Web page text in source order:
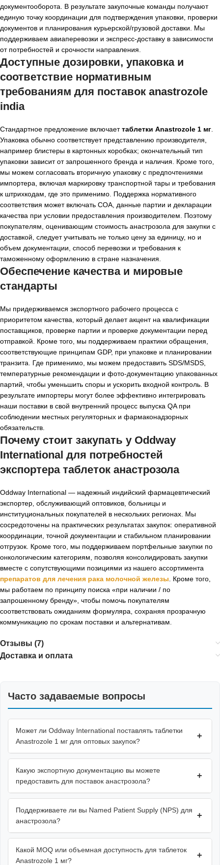
документооборота. В результате закупочные команды получают
единую точку координации для подтверждения упаковки, проверки
документов и планирования курьерской/грузовой доставки. Мы
поддерживаем авиаперевозки и экспресс-доставку в зависимости
от потребностей и срочности направления.
Доступные дозировки, упаковка и
соответствие нормативным
требованиям для поставок anastrozole
india
Стандартное предложение включаеттаблетки Anastrozole 1 мг
Упаковка обычно соответствует представлению производителя,
например блистеры в картонных коробках; окончательный тип
упаковки зависит от запрошенного бренда и наличия. Кроме того,
мы можем согласовать вторичную упаковку с предпочтениями
импортера, включая маркировку транспортной тары и требования
к штрихкодам, где это применимо. Поддержка нормативного
соответствия может включать COA, данные партии и декларации
качества при условии предоставления производителем. Поэтому
покупателям, оценивающим стоимость анастрозола для закупки с
доставкой, следует учитывать не только цену за единицу, но и
объем документации, способ перевозки и требования к
таможенному оформлению в стране назначения.
Обеспечение качества и мировые
стандарты
Мы придерживаемся экспортного рабочего процесса с
приоритетом качества, который делает акцент на квалификации
поставщиков, проверке партии и проверке документации перед
отправкой. Кроме того, мы поддерживаем практики обращения,
соответствующие принципам GDP, при упаковке и планировании
транзита. Где применимо, мы можем предоставить SDS/MSDS,
температурные рекомендации и фото-документацию упакованных
партий, чтобы уменьшить споры и ускорить входной контроль. В
результате импортеры могут более эффективно интегрировать
наши поставки в свой внутренний процесс выпуска QA при
соблюдении местных регуляторных и фармаконадзорных
обязательств.
Почему стоит закупать у Oddway
International для потребностей
экспортера таблеток анастрозола
Oddway International — надежный индийский фармацевтический
экспортер, обслуживающий оптовиков, больницы и
институциональных покупателей в нескольких регионах. Мы
сосредоточены на практических результатах закупок: оперативной
координации, точной документации и стабильном планировании
отгрузок. Кроме того, мы поддерживаем портфельные закупки по
онкологическим категориям, позволяя консолидировать закупки
вместе с сопутствующими позициями из нашего ассортимента
препаратов для лечения рака молочной железы . Кроме того,
мы работаем по принципу поиска «при наличии / по
запрошенному бренду», чтобы помочь покупателям
соответствовать ожиданиям формуляра, сохраняя прозрачную
коммуникацию по срокам поставки и альтернативам.
Отзывы (7)
Доставка и оплата
Часто задаваемые вопросы
Может ли Oddway International поставлять таблетки
Anastrozole 1 мг для оптовых закупок?
+
Какую экспортную документацию вы можете
предоставить для поставок анастрозола?
+
Поддерживаете ли вы Named Patient Supply (NPS) для
анастрозола?
+
Какой MOQ или объемная доступность для таблеток
Anastrozole 1 мг?
+